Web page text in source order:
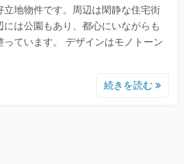
立地物件です。周辺は閑静な住宅街
は公園もあり、都心にいながらも
っています。 デザインはモノトーン
続きを読む